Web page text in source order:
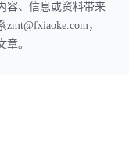
容、信息或资料带来
，
。